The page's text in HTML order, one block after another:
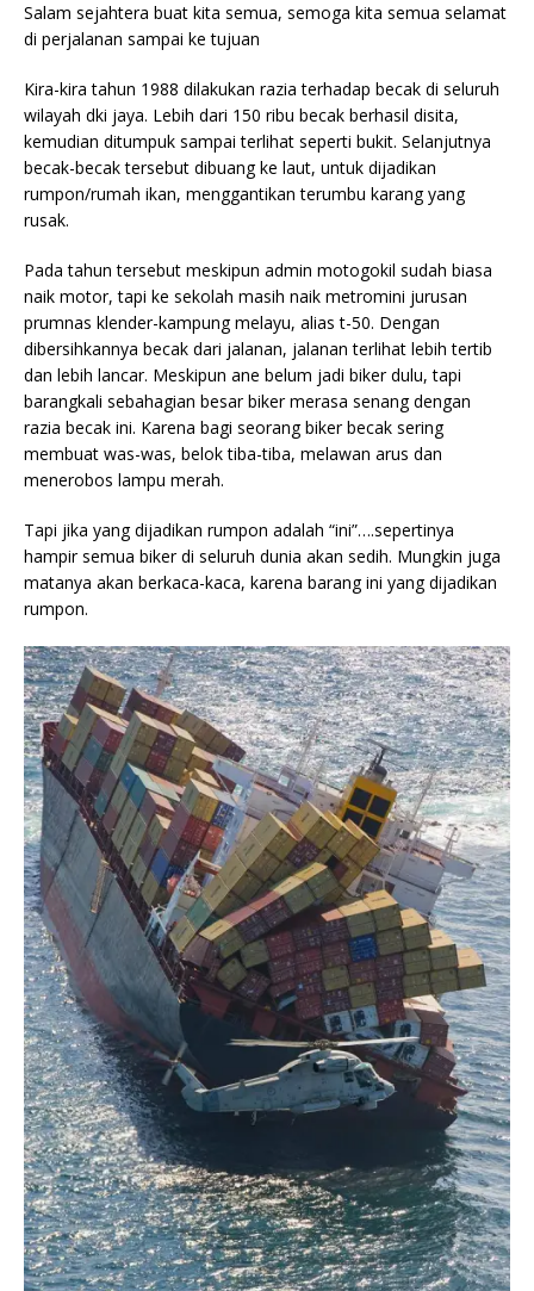
Salam sejahtera buat kita semua, semoga kita semua selamat
di perjalanan sampai ke tujuan
Kira-kira tahun 1988 dilakukan razia terhadap becak di seluruh
wilayah dki jaya. Lebih dari 150 ribu becak berhasil disita,
kemudian ditumpuk sampai terlihat seperti bukit. Selanjutnya
becak-becak tersebut dibuang ke laut, untuk dijadikan
rumpon/rumah ikan, menggantikan terumbu karang yang
rusak.
Pada tahun tersebut meskipun admin motogokil sudah biasa
naik motor, tapi ke sekolah masih naik metromini jurusan
prumnas klender-kampung melayu, alias t-50. Dengan
dibersihkannya becak dari jalanan, jalanan terlihat lebih tertib
dan lebih lancar. Meskipun ane belum jadi biker dulu, tapi
barangkali sebahagian besar biker merasa senang dengan
razia becak ini. Karena bagi seorang biker becak sering
membuat was-was, belok tiba-tiba, melawan arus dan
menerobos lampu merah.
Tapi jika yang dijadikan rumpon adalah “ini”….sepertinya
hampir semua biker di seluruh dunia akan sedih. Mungkin juga
matanya akan berkaca-kaca, karena barang ini yang dijadikan
rumpon.